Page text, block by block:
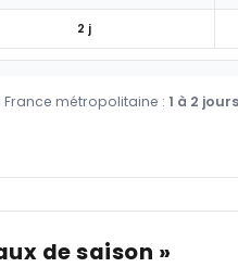
2 j
métropolitaine : 1 à 2
de saison »